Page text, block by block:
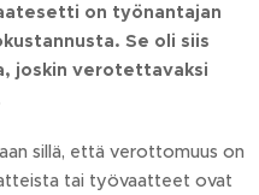
on työnantajan
Se oli siis
joskin verotettavaksi
sillä, että verottomuus on
tai työvaatteet ovat